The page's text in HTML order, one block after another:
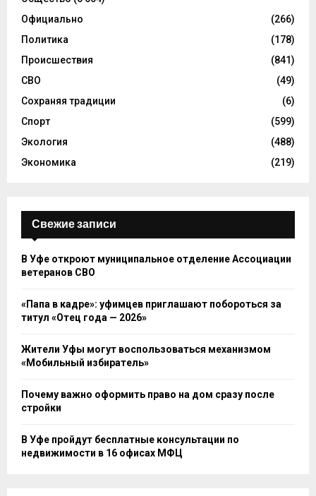
Официально
(266)
Политика
(178)
Происшествия
(841)
СВО
(49)
Сохраняя традиции
(6)
Спорт
(599)
Экология
(488)
Экономика
(219)
Свежие записи
В Уфе откроют муниципальное отделение Ассоциации
ветеранов СВО
«Папа в кадре»: уфимцев приглашают побороться за
титул «Отец года — 2026»
Жители Уфы могут воспользоваться механизмом
«Мобильный избиратель»
Почему важно оформить право на дом сразу после
стройки
В Уфе пройдут бесплатные консультации по
недвижимости в 16 офисах МФЦ